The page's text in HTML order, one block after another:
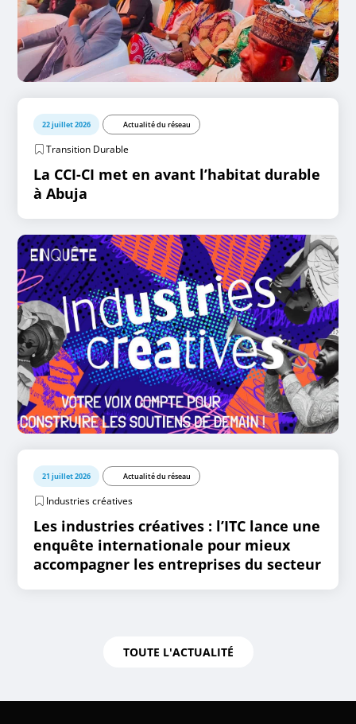
22 juillet 2026 Actualité du réseau
Transition Durable
La CCI-CI met en avant l’habitat durable
à Abuja
21 juillet 2026 Actualité du réseau
Industries créatives
Les industries créatives : l’ITC lance une
enquête internationale pour mieux
accompagner les entreprises du secteur
TOUTE L'ACTUALITÉ